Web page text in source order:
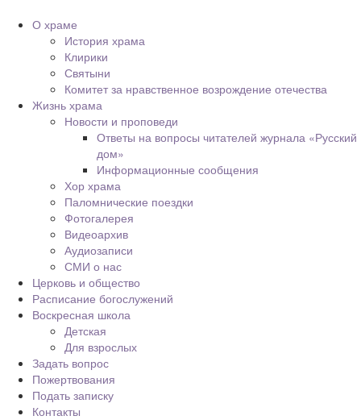
О храме
История храма
Клирики
Святыни
Комитет за нравственное возрождение отечества
Жизнь храма
Новости и проповеди
Ответы на вопросы читателей журнала «Русский
дом»
Информационные сообщения
Хор храма
Паломнические поездки
Фотогалерея
Видеоархив
Аудиозаписи
СМИ о нас
Церковь и общество
Расписание богослужений
Воскресная школа
Детская
Для взрослых
Задать вопрос
Пожертвования
Подать записку
Контакты